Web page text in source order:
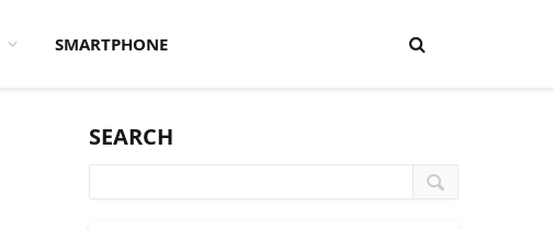
SMARTPHONE
SEARCH